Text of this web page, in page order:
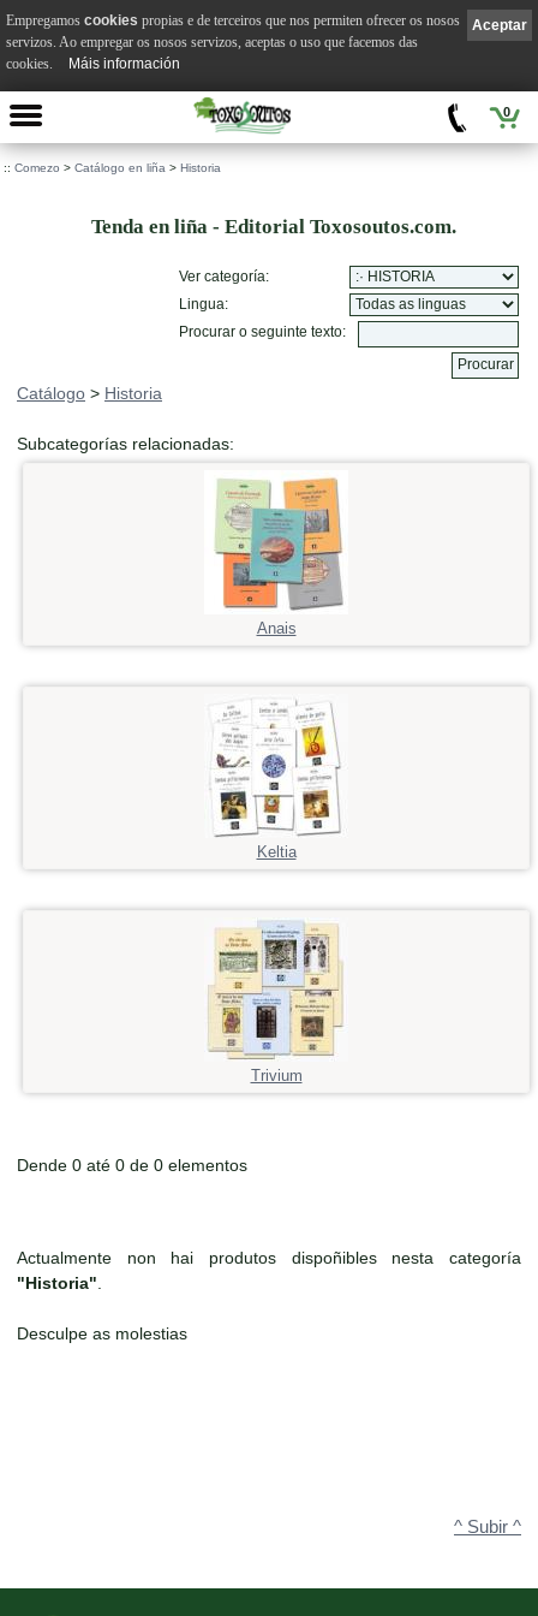
0
:: Comezo > Catálogo en liña > Historia
Tenda en liña - Editorial Toxosoutos.com.
Ver categoría:
Lingua:
Procurar o seguinte texto:
Catálogo > Historia
Subcategorías relacionadas:
Anais
Keltia
Trivium
Dende 0 até 0 de 0 elementos
Actualmente non hai produtos dispoñibles nesta categoría
"Historia"
Desculpe as molestias
^ Subir ^
Aceptar
Empregamos cookies propias e de terceiros que nos permiten ofrecer os nosos
servizos. Ao empregar os nosos servizos, aceptas o uso que facemos das
cookies.
Máis información